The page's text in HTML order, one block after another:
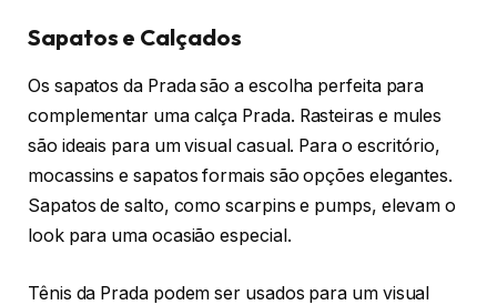
Sapatos e Calçados
Os sapatos da Prada são a escolha perfeita para
complementar uma calça Prada. Rasteiras e mules
são ideais para um visual casual. Para o escritório,
mocassins e sapatos formais são opções elegantes.
Sapatos de salto, como scarpins e pumps, elevam o
look para uma ocasião especial.
Tênis da Prada podem ser usados para um visual